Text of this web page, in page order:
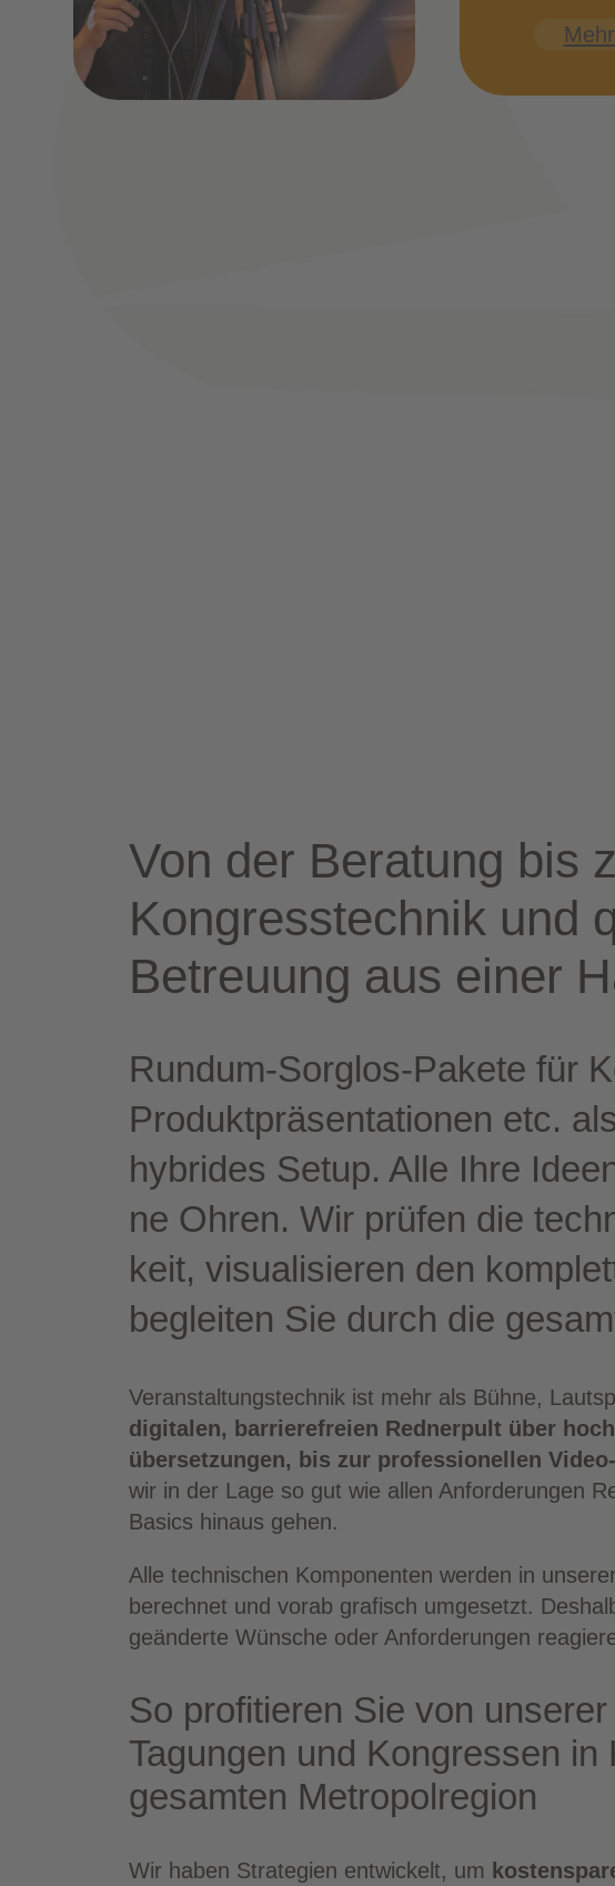
Von der Bera­tung bis
Kon­gress­tech­nik und
Betreu­ung aus einer
Rundum-​Sorglos-​Pakete für
Pro­dukt­prä­sen­ta­tio­nen etc.
hybri­des Set­up. Alle Ihre
ne Ohren. Wir prü­fen die
keit, visua­li­sie­ren den
beglei­ten Sie durch die
Ver­an­stal­tungs­tech­nik ist mehr als Büh­ne,
digi­ta­len, bar­rie­re­frei­en Red­ner­pult über
über­set­zun­gen, bis zur pro­fes­sio­nel­len
wir in der Lage so gut wie allen Anfor­de­run­gen
Basics hin­aus gehen.
Alle tech­ni­schen Kom­po­nen­ten wer­den in
berech­net und vor­ab gra­fisch umge­setzt.
geän­der­te Wün­sche oder Anfor­de­run­gen
So pro­fi­tie­ren Sie von
Tagun­gen und Kon­gres­sen in
gesam­ten Metropolregion
Wir haben Stra­te­gien ent­wi­ckelt, um